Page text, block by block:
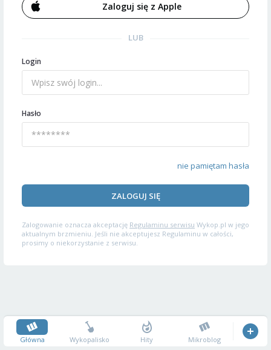
Zaloguj się z Apple
LUB
Login
Hasło
nie pamiętam hasła
ZALOGUJ SIĘ
Zalogowanie oznacza akceptację Regulaminu serwisu Wykop.pl w jego
aktualnym brzmieniu. Jeśli nie akceptujesz Regulaminu w całości,
prosimy o niekorzystanie z serwisu.
Główna Wykopalisko Hity Mikroblog